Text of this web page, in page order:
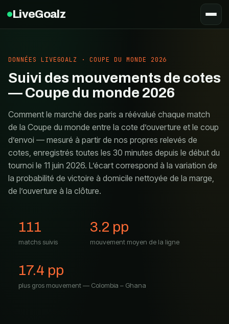
LiveGoalz
DONNÉES LIVEGOALZ · COUPE DU MONDE 2026
Suivi des mouvements de cotes
— Coupe du monde 2026
Comment le marché des paris a réévalué chaque match
de la Coupe du monde entre la cote d’ouverture et le coup
d’envoi — mesuré à partir de nos propres relevés de
cotes, enregistrés toutes les 30 minutes depuis le début du
tournoi le 11 juin 2026. L’écart correspond à la variation de
la probabilité de victoire à domicile nettoyée de la marge,
de l’ouverture à la clôture.
111
matchs suivis
3.2 pp
mouvement moyen de la ligne
17.4 pp
plus gros mouvement— Colombia – Ghana